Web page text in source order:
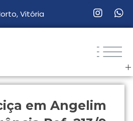
Vitória
em Angelim